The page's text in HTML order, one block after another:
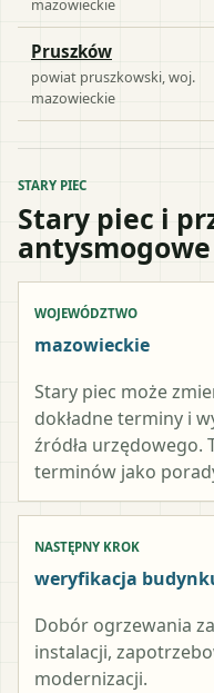
Pruszków
powiat pruszkowski , woj.
mazowieckie
STARY PIEC
Stary piec i
antysmogowe
WOJEWÓDZTWO
mazowieckie
Stary piec może
dokładne terminy i
źródła urzędowego.
terminów jako
NASTĘPNY KROK
weryfikacja
Dobór ogrzewania
instalacji,
modernizacji.